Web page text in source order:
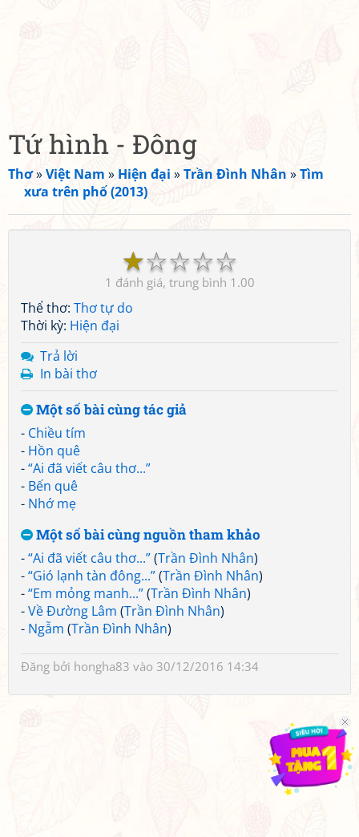
Tứ hình - Đông
Thơ»Việt Nam » Hiện đại »Trần Đình Nhân »Tìm
xưa trên phố (2013)
☆
☆
☆
☆
☆
1 1.00
Thể thơ: Thơ tự do
Thời kỳ: Hiện đại
Trả lời
In bài thơ
Một số bài cùng tác giả
- Chiều tím
- Hồn quê
-“Ai đã viết câu thơ...”
- Bến quê
- Nhớ mẹ
Một số bài cùng nguồn tham khảo
-“Ai đã viết câu thơ...”(Trần Đình Nhân)
-“Gió lạnh tàn đông...”(Trần Đình Nhân)
-“Em mỏng manh...”(Trần Đình Nhân)
-Về Đường Lâm (Trần Đình Nhân)
- Ngẫm (Trần Đình Nhân)
Đăng bởi hongha83 vào 30/12/2016 14:34